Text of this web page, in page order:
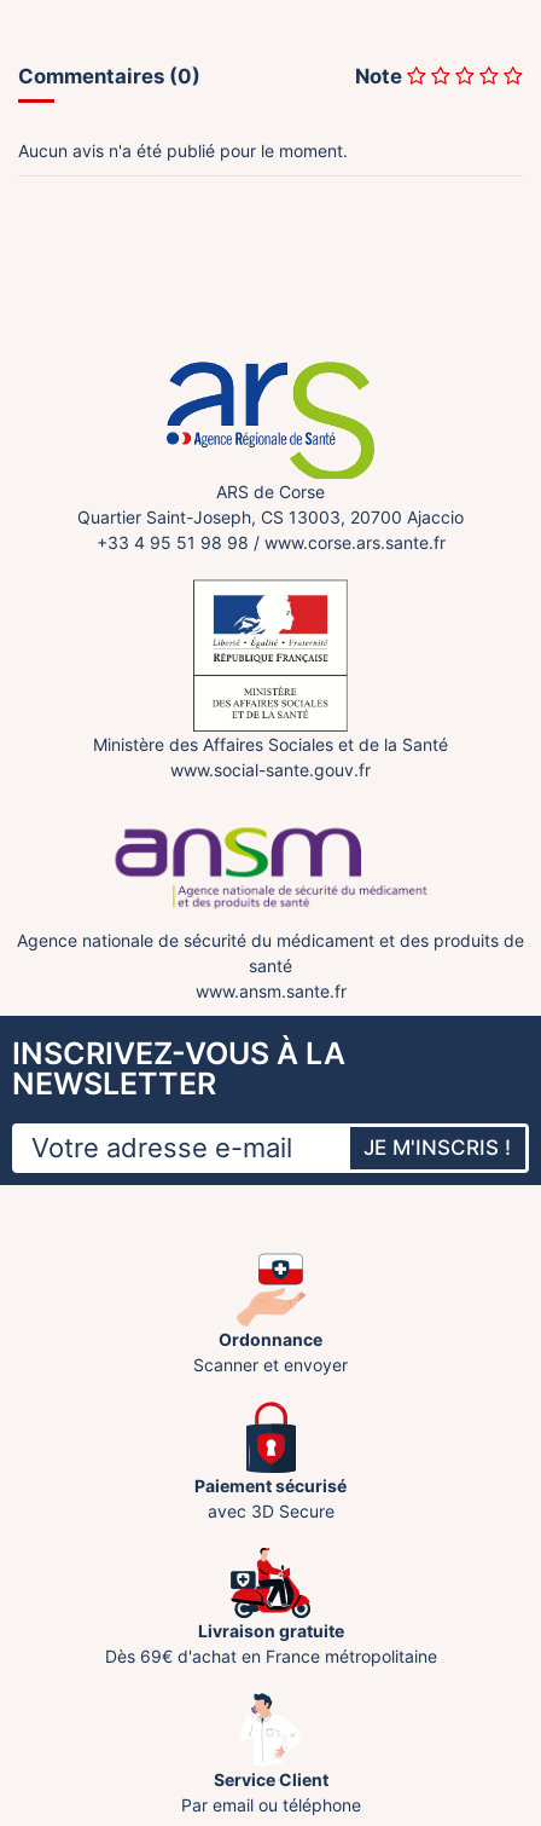
Note
Commentaires (0)
Aucun avis n'a été publié pour le moment.
ARS de Corse
Quartier Saint-Joseph, CS 13003, 20700 Ajaccio
+33 4 95 51 98 98 / www.corse.ars.sante.fr
Ministère des Affaires Sociales et de la Santé
www.social-sante.gouv.fr
Agence nationale de sécurité du médicament et des produits de
santé
www.ansm.sante.fr
INSCRIVEZ-VOUS À LA
NEWSLETTER
JE M'INSCRIS !
Ordonnance
Scanner et envoyer
Paiement sécurisé
avec 3D Secure
Livraison gratuite
Dès 69€ d'achat en France métropolitaine
Service Client
Par email ou téléphone